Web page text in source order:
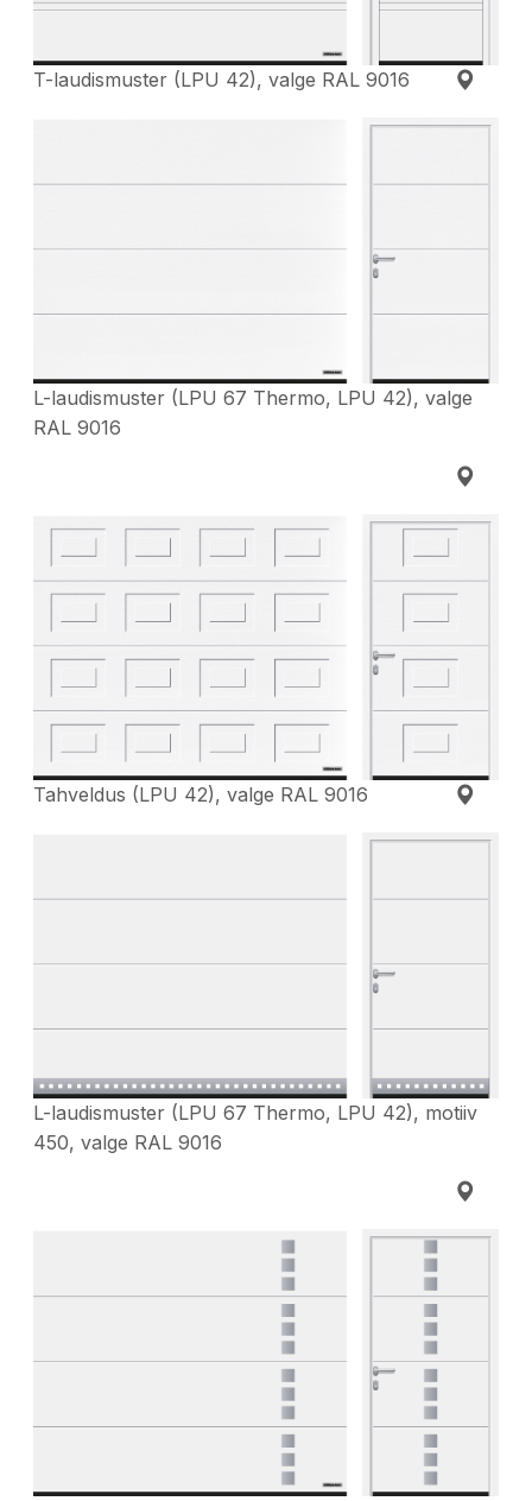
T-laudismuster (LPU 42), valge RAL 9016
L-laudismuster (LPU 67 Thermo, LPU 42), valge
RAL 9016
Tahveldus (LPU 42), valge RAL 9016
L-laudismuster (LPU 67 Thermo, LPU 42), motiiv
450, valge RAL 9016